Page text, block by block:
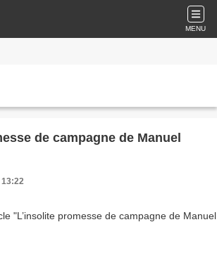
MENU
de campagne de Manuel
13:22